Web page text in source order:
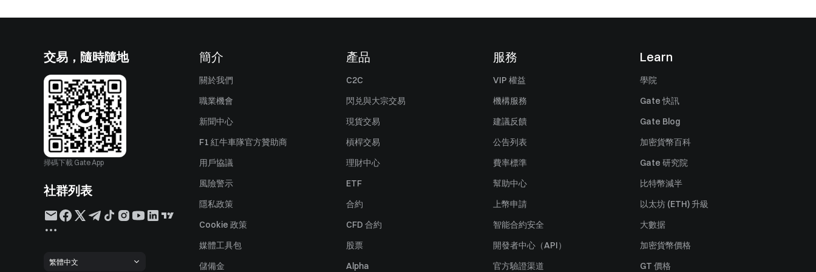
交易，隨時隨地
掃碼下載 Gate App
社群列表
繁體中文
簡介
關於我們
職業機會
新聞中心
F1 紅牛車隊官方贊助商
用戶協議
風險警示
隱私政策
Cookie 政策
媒體工具包
儲備金
產品
C2C
閃兑與大宗交易
現貨交易
槓桿交易
理財中心
ETF
合約
CFD 合約
股票
Alpha
服務
VIP 權益
機構服務
建議反饋
公告列表
費率標準
幫助中心
上幣申請
智能合約安全
開發者中心（API）
官方驗證渠道
Learn
學院
Gate 快訊
Gate Blog
加密貨幣百科
Gate 研究院
比特幣減半
以太坊 (ETH) 升級
大數据
加密貨幣價格
GT 價格